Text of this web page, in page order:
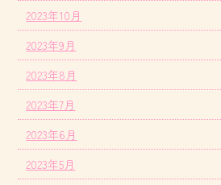
2023年10月
2023年9月
2023年8月
2023年7月
2023年6月
2023年5月